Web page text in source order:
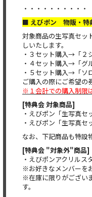
・・・・・・・・・・
■ えびポン 物販・特
対象商品の生写真セッ
しいたします。
・３セット購入→「２
・４セット購入→「グ
・５セット購入→「ソ
ご購入の際にご希望の
※１会計での購入制限
[特典会 対象商品]
・えびポン「生写真セ
・えびポン「生写真セ
なお、下記商品も特設
[特典会 "対象外"商品]
・えびポンアクリル
※お好きなメンバーを
※在庫に限りがござい
す。